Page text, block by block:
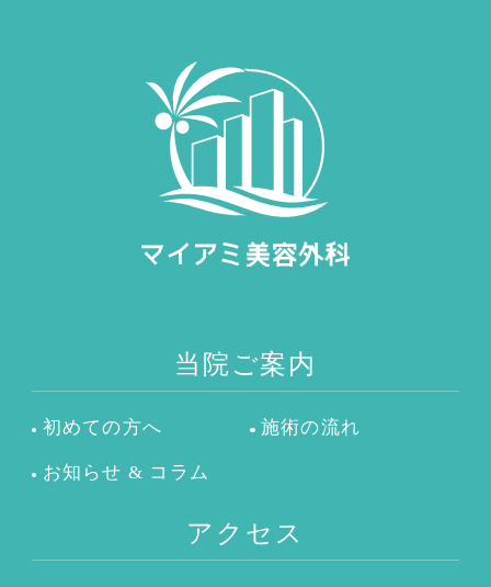
当院ご案内
初めての方へ 施術の流れ
お知らせ & コラム
アクセス